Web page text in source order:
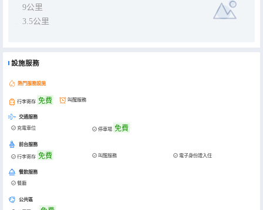
9公里
3.5公里
設施服務
熱門服務設施
行李寄存 免費 叫醒服務
交通服務
充電車位 停車場 免費
前台服務
行李寄存 免費 叫醒服務 電子身份證入住
餐飲服務
餐廳
公共區